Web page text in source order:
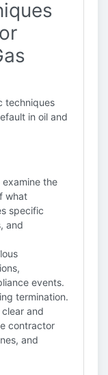
techniques
in oil and
examine the
what
specific
and
events.
termination.
clear and
contractor
and